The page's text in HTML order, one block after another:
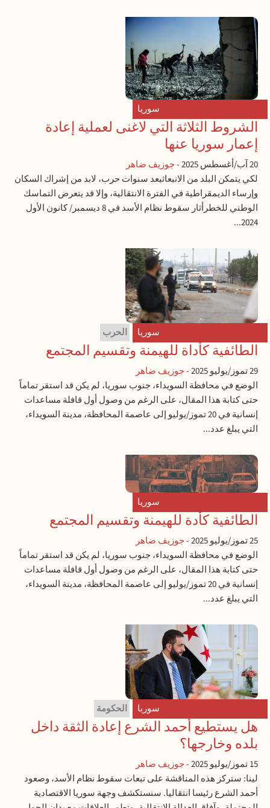
سوريا
الشروط الثلاثة التي لاغنى لعملية إعادة
إعمار سوريا عنها
20 آب/أغسطس 2025 -جوزيف ضاهر
لكي يتمكن البلد من الانبعاثبعد سنوات حرب، لابد من إشراك السكان
وإرساء الديمقراطية في الفترة الانتقالية، وإلا قد يتعرض التماسك
الوطني للخطرأثار سقوط نظام الأسد في 8 ديسمبر/ كانون الأول
2024...
سوريا الحرب
الطائفية كأداة للهيمنة وتقسيم المجتمع
29 تموز/يوليو 2025 -جوزيف ضاهر
الوضع في محافظة السويداء، جنوب سوريا، لم يكن قد استقر تماماً
حتى كتابة هذا المقال، على الرغم من وصول أول قافلة مساعدات
إنسانية في 20 تموز/يوليو إلى عاصمة المحافظة، مدينة السويداء،
التي يبلغ عدد...
سوريا
الطائفية كأدة للهيمنة وتقسيم المجتمع
25 تموز/يوليو 2025 -جوزيف ضاهر
الوضع في محافظة السويداء، جنوب سوريا، لم يكن قد استقر تماماً
حتى كتابة هذا المقال، على الرغم من وصول أول قافلة مساعدات
إنسانية في 20 تموز/يوليو إلى عاصمة المحافظة، مدينة السويداء،
التي يبلغ عدد...
سوريا الحكومة
هل يستطيع أحمد الشرع إعادة الثقة داخل
بلده وخارجها؟
15 تموز/يوليو 2025 -جوزيف ضاهر
لينا: ستركز هذه المناقشة على تبعات سقوط نظام الأسد، وصعود
أحمد الشرع رئيسا انتقاليا. سنستكشف وجهة سوريا الاقتصادية